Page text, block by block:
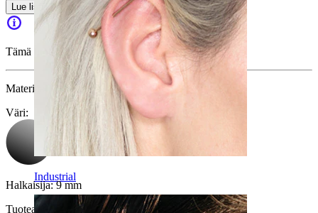
Industrial
Lue lisää
Tämä tuote ei ole enää saatavilla.
Materiaali: Brass
Väri:
Halkaisija:9 mm
Tuotearvostelut